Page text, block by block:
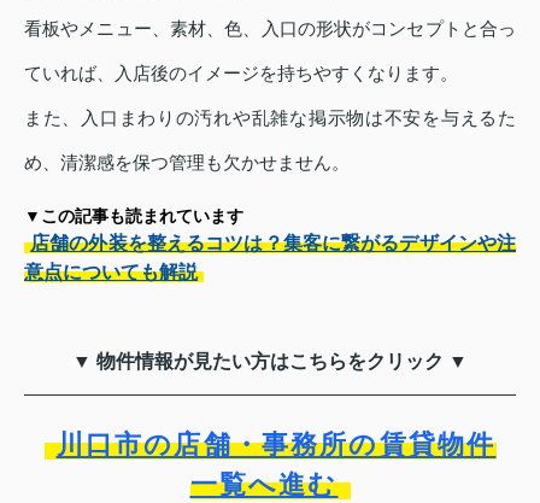
看板やメニュー、素材、色、入口の形状がコンセプトと合っ
ていれば、入店後のイメージを持ちやすくなります。
また、入口まわりの汚れや乱雑な掲示物は不安を与えるた
め、清潔感を保つ管理も欠かせません。
▼この記事も読まれています
店舗の外装を整えるコツは？集客に繋がるデザインや注
意点についても解説
▼ 物件情報が見たい方はこちらをクリック ▼
川口市の店舗・事務所の賃貸物件
一覧へ進む